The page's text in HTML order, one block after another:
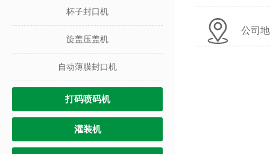
杯子封口机
旋盖压盖机
自动薄膜封口机
打码喷码机
灌装机
公司